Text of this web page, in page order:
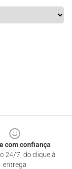
com confiança
24/7, do clique à
entrega